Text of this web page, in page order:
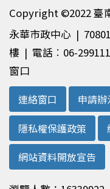
Copyright ©2022 臺
永華市政中心 |
樓 | 電話︰06-
窗口
連絡窗口
申請辦
隱私權保護政策
網站資料開放宣告